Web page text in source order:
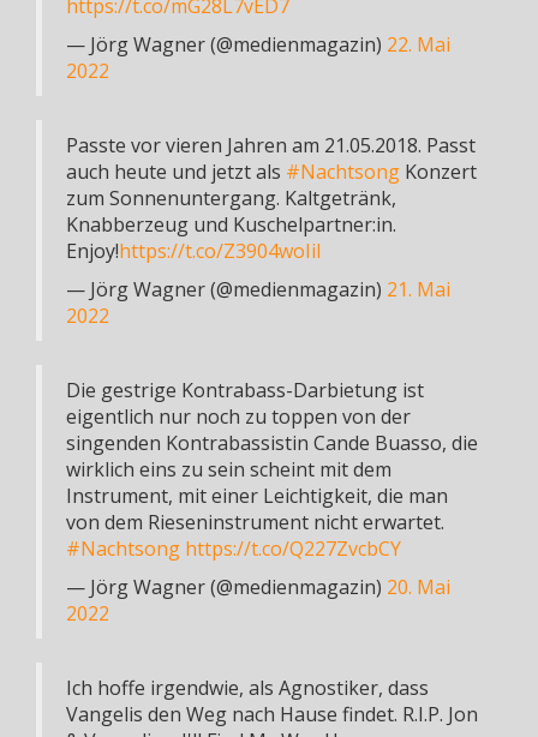
https://t.co/mG28L7vED7
— Jörg Wagner (@medienmagazin) 22. Mai
2022
Passte vor vieren Jahren am 21.05.2018. Passt
auch heute und jetzt als #Nachtsong Konzert
zum Sonnenuntergang. Kaltgetränk,
Knabberzeug und Kuschelpartner:in.
Enjoy!https://t.co/Z3904woIiI
— Jörg Wagner (@medienmagazin) 21. Mai
2022
Die gestrige Kontrabass-Darbietung ist
eigentlich nur noch zu toppen von der
singenden Kontrabassistin Cande Buasso, die
wirklich eins zu sein scheint mit dem
Instrument, mit einer Leichtigkeit, die man
von dem Rieseninstrument nicht erwartet.
#Nachtsong https://t.co/Q227ZvcbCY
— Jörg Wagner (@medienmagazin) 20. Mai
2022
Ich hoffe irgendwie, als Agnostiker, dass
Vangelis den Weg nach Hause findet. R.I.P. Jon